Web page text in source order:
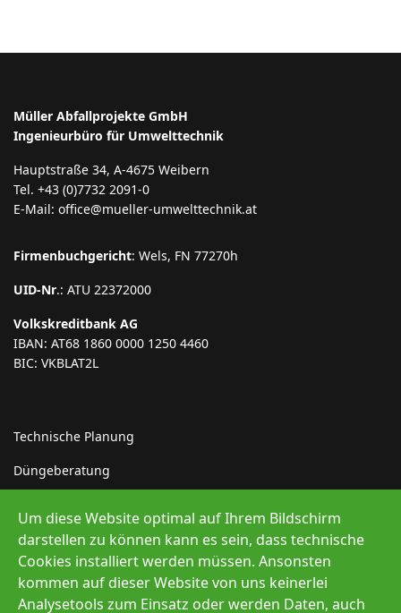
Müller Abfallprojekte GmbH
Ingenieurbüro für Umwelttechnik
Hauptstraße 34, A-4675 Weibern
Tel. +43 (0)7732 2091-0
E-Mail: office@mueller-umwelttechnik.at
Firmenbuchgericht: Wels, FN 77270h
UID-Nr.: ATU 22372000
Volkskreditbank AG
IBAN: AT68 1860 0000 1250 4460
BIC: VKBLAT2L
Technische Planung
Düngeberatung
Erneuerbare Energie
Um diese Website optimal auf Ihrem Bildschirm
darstellen zu können kann es sein, dass technische
Cookies installiert werden müssen. Ansonsten
kommen auf dieser Website von uns keinerlei
Analysetools zum Einsatz oder werden Daten, auch